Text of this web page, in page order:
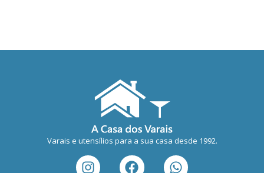
Varais e utensílios para a sua casa desde 1992.